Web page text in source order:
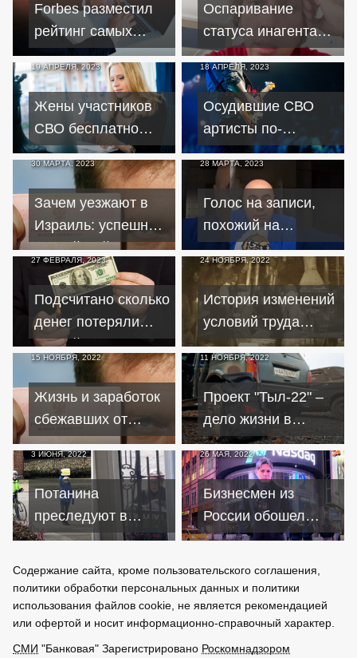
Forbes разместил
рейтинг самых
богатых граждан
РФ по полученным
дивидендам
Оспаривание
статуса инагента
позволит Галкину
зарабатывать в
России
19 АПРЕЛЯ, 2023
Жены участников
СВО бесплатно
научатся ведению
бизнеса в РФ
18 АПРЕЛЯ, 2023
Осудившие СВО
артисты по-
прежнему
зарабатывают в
России
30 МАРТА, 2023
Зачем уезжают в
Израиль: успешный
российский
бизнесмен делится
опытом
28 МАРТА, 2023
Голос на записи,
похожий на
Пригожина, показал
двоемыслие
российских элит
27 ФЕВРАЛЯ, 2023
Подсчитано сколько
денег потеряли
российские
миллиардеры с
начала СВО
24 НОЯБРЯ, 2022
История изменений
условий труда
несовершеннолетних
с начала XX века
15 НОЯБРЯ, 2022
Жизнь и заработок
сбежавших от
мобилизации
россиян
11 НОЯБРЯ, 2022
Проект "Тыл-22" –
дело жизни в
условиях
непрекращающихся
боёв
3 ИЮНЯ, 2022
Потанина
преследуют в
Пенсильвании
активисты
26 МАЯ, 2022
Бизнесмен из
России обошел
Tinder и сколотил
состояние
Содержание сайта, кроме пользовательского соглашения,
политики обработки персональных данных и политики
использования файлов cookie, не является рекомендацией
или офертой и носит информационно-справочный характер.
СМИ "Банковая" Зарегистрировано Роскомнадзором